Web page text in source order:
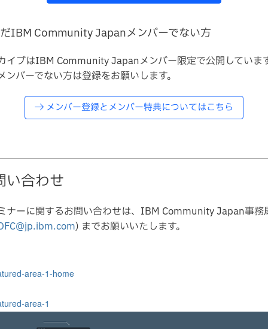
IBM Community Japanメンバーでない方
イブはIBM Community Japanメンバー限定で公開していま
ンバーでない方は登録をお願いします。
メンバー登録とメンバー特典についてはこちら
い合わせ
ナーに関するお問い合わせは、IBM Community Japan事務
) までお願いいたします。
area-1-home
area-1